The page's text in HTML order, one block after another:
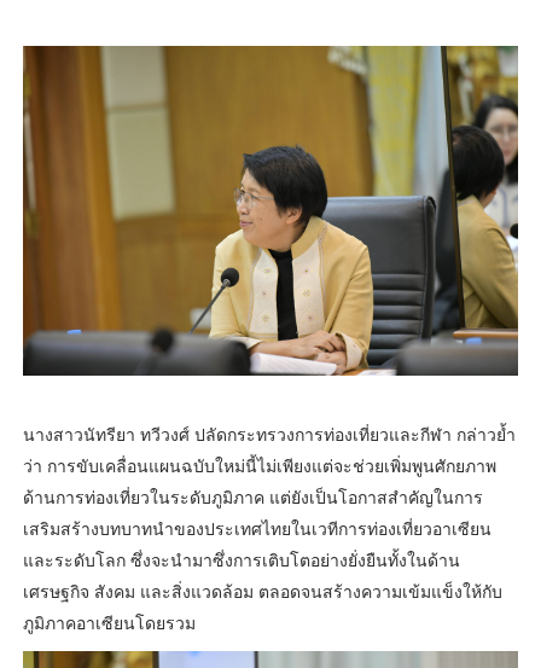
นางสาวนัทรียา ทวีวงศ์ ปลัดกระทรวงการท่องเที่ยวและกีฬา กล่าวย้ำ
ว่า การขับเคลื่อนแผนฉบับใหม่นี้ไม่เพียงแต่จะช่วยเพิ่มพูนศักยภาพ
ด้านการท่องเที่ยวในระดับภูมิภาค แต่ยังเป็นโอกาสสำคัญในการ
เสริมสร้างบทบาทนำของประเทศไทยในเวทีการท่องเที่ยวอาเซียน
และระดับโลก ซึ่งจะนำมาซึ่งการเติบโตอย่างยั่งยืนทั้งในด้าน
เศรษฐกิจ สังคม และสิ่งแวดล้อม ตลอดจนสร้างความเข้มแข็งให้กับ
ภูมิภาคอาเซียนโดยรวม